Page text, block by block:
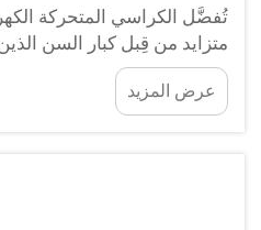
تُفضَّل الكراسي المتحركة
متزايد من قِبل كبار السن
نشيطين والقيام بالعديد من
تُوفِّر الكراسي المتحركة
كراسيًّا كهربائية مثالية لكبار
عرض المزيد